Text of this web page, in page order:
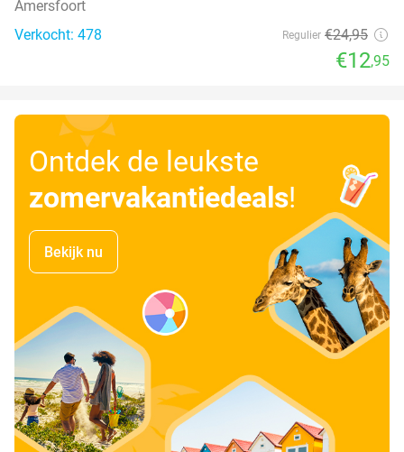
Amersfoort
Verkocht: 478
Regulier €24,95
€12,95
Ontdek de leukste
zomervakantiedeals!
Bekijk nu